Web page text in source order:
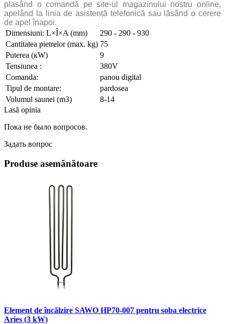
plasând o comandă pe site-ul magazinului nostru online,
apelând la linia de asistență telefonică sau lăsând o cerere
de apel înapoi.
Dimensiuni: L×Î×A (mm)
290 - 290 - 930
Cantitatea pietrelor (max. kg) 75
Puterea (кW)
9
Tensiunea :
380V
Comanda:
panou digital
Tipul de montare:
pardosea
Volumul saunei (m3)
8-14
Lasă opinia
Пока не было вопросов.
Задать вопрос
Produse asemănătoare
Element de încălzire SAWO HP70-007 pentru soba electrice
Aries (3 kW)